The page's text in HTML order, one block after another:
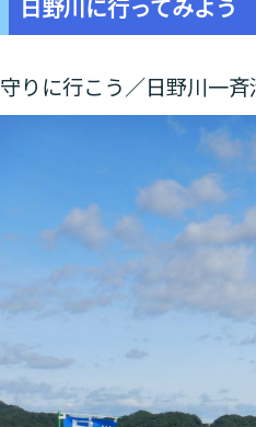
日野川に行ってみよう
守りに行こう／日野川一斉